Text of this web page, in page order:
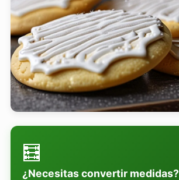
🧮
¿Necesitas convertir medidas?